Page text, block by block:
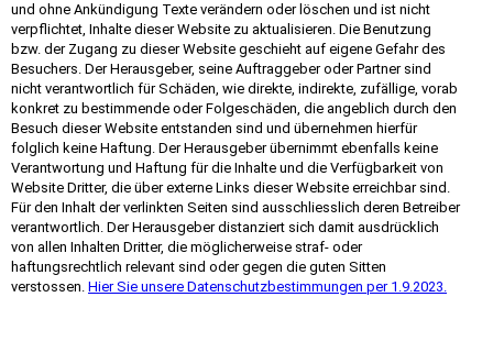
und ohne Ankündigung Texte verändern oder löschen und ist nicht
verpflichtet, Inhalte dieser Website zu aktualisieren. Die Benutzung
bzw. der Zugang zu dieser Website geschieht auf eigene Gefahr des
Besuchers. Der Herausgeber, seine Auftraggeber oder Partner sind
nicht verantwortlich für Schäden, wie direkte, indirekte, zufällige, vorab
konkret zu bestimmende oder Folgeschäden, die angeblich durch den
Besuch dieser Website entstanden sind und übernehmen hierfür
folglich keine Haftung. Der Herausgeber übernimmt ebenfalls keine
Verantwortung und Haftung für die Inhalte und die Verfügbarkeit von
Website Dritter, die über externe Links dieser Website erreichbar sind.
Für den Inhalt der verlinkten Seiten sind ausschliesslich deren Betreiber
verantwortlich. Der Herausgeber distanziert sich damit ausdrücklich
von allen Inhalten Dritter, die möglicherweise straf- oder
haftungsrechtlich relevant sind oder gegen die guten Sitten
verstossen. Hier Sie unsere Datenschutzbestimmungen per 1.9.2023.